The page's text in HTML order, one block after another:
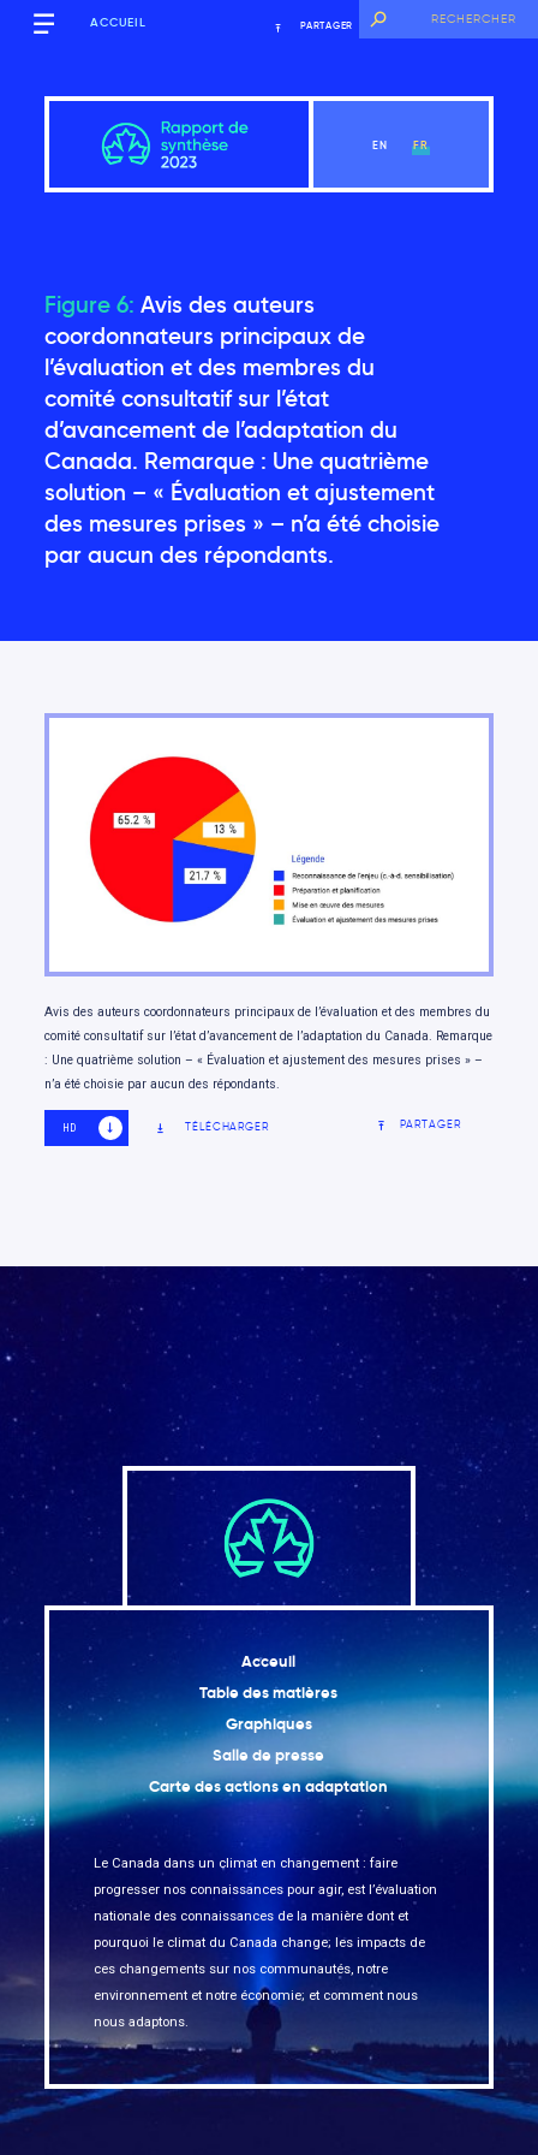
ACCUEIL PARTAGER
EN FR
Figure 6: Avis des auteurs
coordonnateurs principaux de
l’évaluation et des membres du
comité consultatif sur l’état
d’avancement de l’adaptation du
Canada. Remarque : Une quatrième
solution – « Évaluation et ajustement
des mesures prises » – n’a été choisie
par aucun des répondants.
Avis des auteurs coordonnateurs principaux de l’évaluation et des membres du
comité consultatif sur l’état d’avancement de l’adaptation du Canada. Remarque
: Une quatrième solution – « Évaluation et ajustement des mesures prises » –
n’a été choisie par aucun des répondants.
HD SD TÉLÉCHARGER PARTAGER
Acceuil
Table des matières
Graphiques
Salle de presse
Carte des actions en adaptation
Le Canada dans un climat en changement : faire
progresser nos connaissances pour agir, est l’évaluation
nationale des connaissances de la manière dont et
pourquoi le climat du Canada change; les impacts de
ces changements sur nos communautés, notre
environnement et notre économie; et comment nous
nous adaptons.